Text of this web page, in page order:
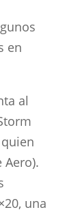
en
al
una